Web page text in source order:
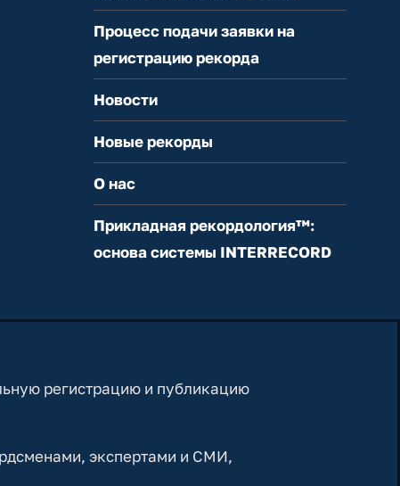
Процесс подачи заявки на
регистрацию рекорда
Новости
Новые рекорды
О нас
Прикладная рекордология™:
основа системы INTERRECORD
регистрацию и публикацию
экспертами и СМИ,